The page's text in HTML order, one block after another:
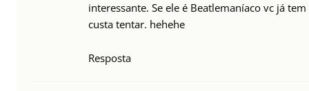
interessante. Se ele é Beatlemaníaco vc já
custa tentar. hehehe
Resposta